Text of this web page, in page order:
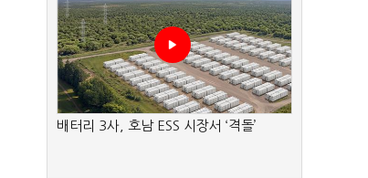
배터리 3사, 호남 ESS 시장서 ‘격돌’